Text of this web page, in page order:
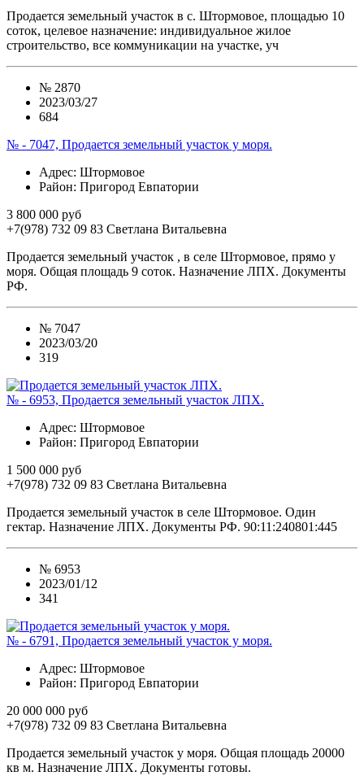
Продается земельный участок в с. Штормовое, площадью 10
соток, целевое назначение: индивидуальное жилое
строительство, все коммуникации на участке, уч
№ 2870
2023/03/27
684
№ - 7047, Продается земельный участок у моря.
Адрес: Штормовое
Район: Пригород Евпатории
3 800 000 руб
+7(978) 732 09 83 Cветлана Витальевна
Продается земельный участок , в селе Штормовое, прямо у
моря. Общая площадь 9 соток. Назначение ЛПХ. Документы
РФ.
№ 7047
2023/03/20
319
№ - 6953, Продается земельный участок ЛПХ.
Адрес: Штормовое
Район: Пригород Евпатории
1 500 000 руб
+7(978) 732 09 83 Cветлана Витальевна
Продается земельный участок в селе Штормовое. Один
гектар. Назначение ЛПХ. Документы РФ. 90:11:240801:445
№ 6953
2023/01/12
341
№ - 6791, Продается земельный участок у моря.
Адрес: Штормовое
Район: Пригород Евпатории
20 000 000 руб
+7(978) 732 09 83 Cветлана Витальевна
Продается земельный участок у моря. Общая площадь 20000
кв м. Назначение ЛПХ. Документы готовы.